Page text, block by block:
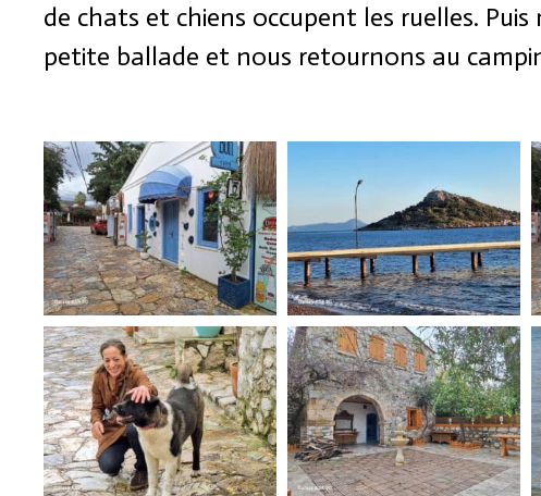
de chats et chiens occupent les ruelles.
petite ballade et nous retournons au